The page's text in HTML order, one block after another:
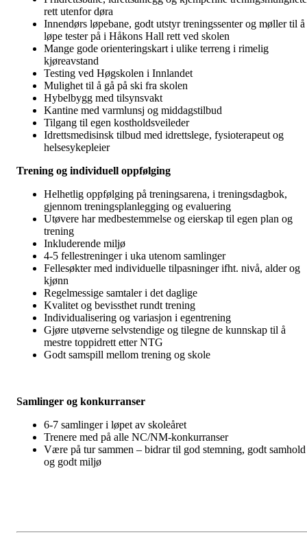
rett utenfor døra
Innendørs løpebane, godt utstyr treningssenter og møller til å
løpe tester på i Håkons Hall rett ved skolen
Mange gode orienteringskart i ulike terreng i rimelig
kjøreavstand
Testing ved Høgskolen i Innlandet
Mulighet til å gå på ski fra skolen
Hybelbygg med tilsynsvakt
Kantine med varmlunsj og middagstilbud
Tilgang til egen kostholdsveileder
Idrettsmedisinsk tilbud med idrettslege, fysioterapeut og
helsesykepleier
Trening og individuell oppfølging
Helhetlig oppfølging på treningsarena, i treningsdagbok,
gjennom treningsplanlegging og evaluering
Utøvere har medbestemmelse og eierskap til egen plan og
trening
Inkluderende miljø
4-5 fellestreninger i uka utenom samlinger
Fellesøkter med individuelle tilpasninger ifht. nivå, alder og
kjønn
Regelmessige samtaler i det daglige
Kvalitet og bevissthet rundt trening
Individualisering og variasjon i egentrening
Gjøre utøverne selvstendige og tilegne de kunnskap til å
mestre toppidrett etter NTG
Godt samspill mellom trening og skole
Samlinger og konkurranser
6-7 samlinger i løpet av skoleåret
Trenere med på alle NC/NM-konkurranser
Være på tur sammen – bidrar til god stemning, godt samhold
og godt miljø